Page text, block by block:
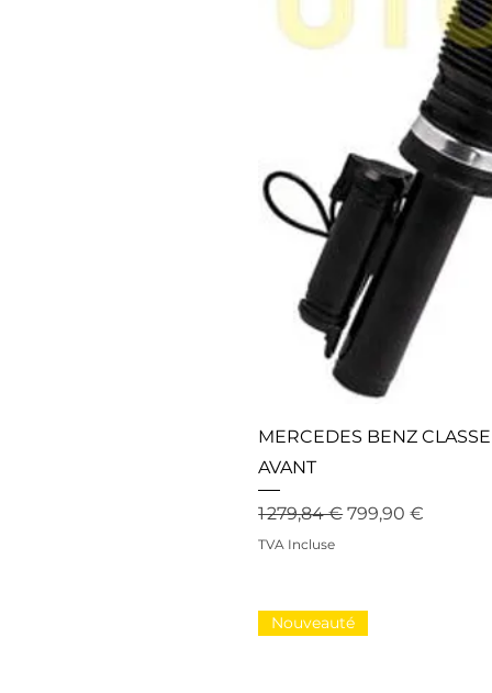
MERCEDES BENZ
AVANT
Prix original
1 279,84 € Prix
799,90 €
TVA Incluse
Nouveauté